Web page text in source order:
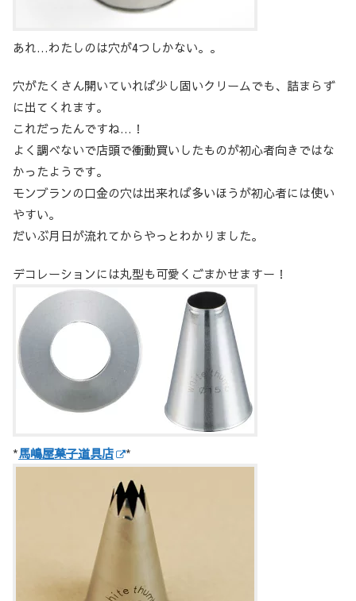
あれ…わたしのは穴が4つしかない。。
穴がたくさん開いていれば少し固いクリームでも、詰まらず
に出てくれます。
これだったんですね…！
よく調べないで店頭で衝動買いしたものが初心者向きではな
かったようです。
モンブランの口金の穴は出来れば多いほうが初心者には使い
やすい。
だいぶ月日が流れてからやっとわかりました。
デコレーションには丸型も可愛くごまかせますー！
*馬嶋屋菓子道具店 *